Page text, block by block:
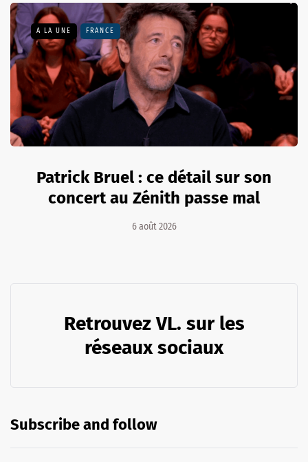
A LA UNE FRANCE
Patrick Bruel : ce détail sur son
concert au Zénith passe mal
6 août 2026
Retrouvez VL. sur les
réseaux sociaux
Subscribe and follow